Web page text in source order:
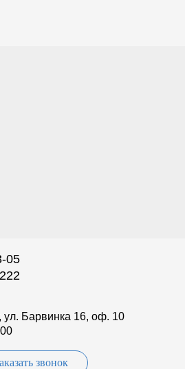
05
ул. Барвинка 16, оф. 10
звонок